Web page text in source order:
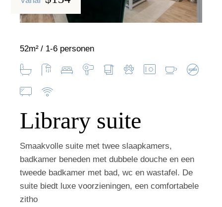
Library suite
Smaakvolle suite met twee slaapkamers,
badkamer beneden met dubbele douche en een
tweede badkamer met bad, wc en wastafel. De
suite biedt luxe voorzieningen, een comfortabele
zitho
52m² 1-6 personen